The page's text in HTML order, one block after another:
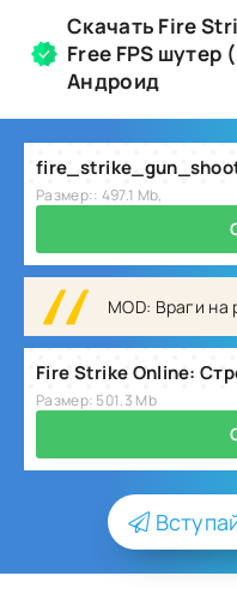
Скачать Fire
Free FPS
Андроид
Размер:: 497.1 Mb,
MOD: Враги на
Размер: 501.3 Mb